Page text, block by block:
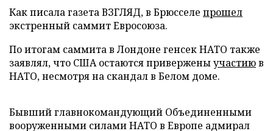
Как писала газета ВЗГЛЯД, в Брюсселе прошел
экстренный саммит Евросоюза.
По итогам саммита в Лондоне генсек НАТО также
заявлял, что США остаются приверженыучастиюв
НАТО, несмотря на скандал в Белом доме.
Бывший главнокомандующий Объединенными
вооруженными силами НАТО в Европе адмирал